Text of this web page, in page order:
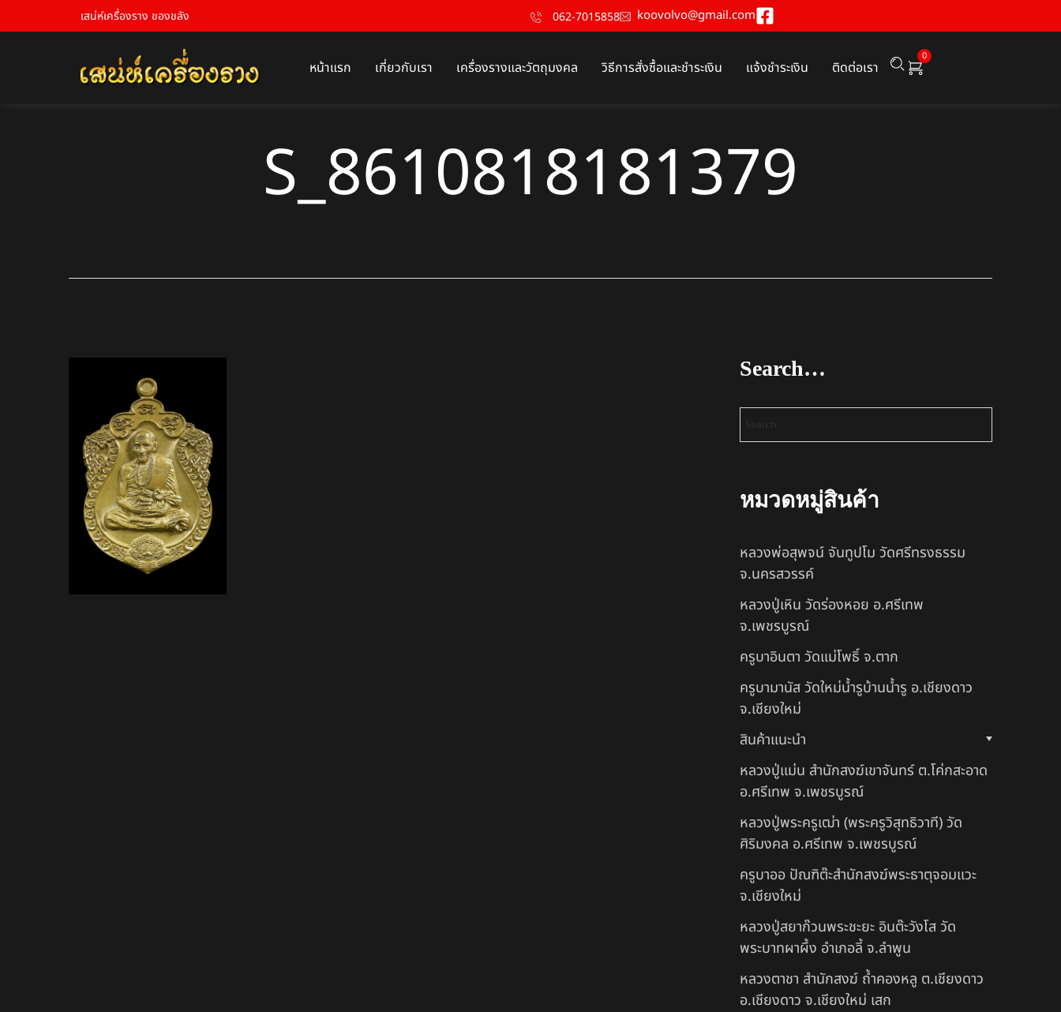
เสน่ห์เครื่องราง ของขลัง 062-7015858 koovolvo@gmail.com
หน้าแรก เกี่ยวกับเรา เครื่องรางและวัตถุมงคล วิธีการสั่งซื้อและชำระเงิน แจ้งชำระเงิน ติดต่อเรา
0
S_8610818181379
Search…
หมวดหมู่สินค้า
หลวงพ่อสุพจน์ จันทูปโม วัดศรีทรงธรรม
จ.นครสวรรค์
หลวงปู่เหิน วัดร่องหอย อ.ศรีเทพ
จ.เพชรบูรณ์
ครูบาอินตา วัดแม่โพธิ์ จ.ตาก
ครูบามานัส วัดใหม่น้ำรูบ้านน้ำรู อ.เชียงดาว
จ.เชียงใหม่
สินค้าแนะนำ
หลวงปู่แม่น สำนักสงฆ์เขาจันทร์ ต.โค่กสะอาด
อ.ศรีเทพ จ.เพชรบูรณ์
หลวงปู่พระครูเฒ่า (พระครูวิสุทธิวาที) วัด
ศิริมงคล อ.ศรีเทพ จ.เพชรบูรณ์
ครูบาออ ปัณฑิต๊ะสำนักสงฆ์พระธาตุจอมแวะ
จ.เชียงใหม่
หลวงปู่สยาก๊วนพระชะยะ อินต๊ะวังโส วัด
พระบาทผาผึ้ง อำเภอลี้ จ.ลำพูน
หลวงตาชา สำนักสงฆ์ ถ้ำคองหลู ต.เชียงดาว
อ.เชียงดาว จ.เชียงใหม่ เสก